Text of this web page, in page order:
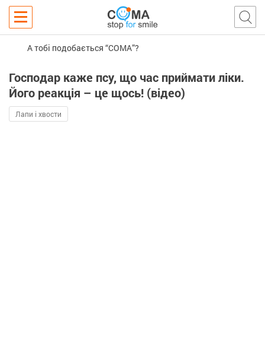
А тобі подобається “COMA”?
Господар каже псу, що час приймати ліки.
Його реакція – це щось! (відео)
Лапи і хвости